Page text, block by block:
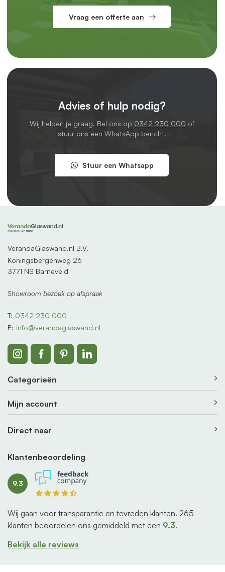
Vraag een offerte aan
Advies of hulp nodig?
Wij helpen je graag. Bel ons op 0342 230 000 of
stuur ons een WhatsApp bericht.
Stuur een Whatsapp
VerandaGlaswand.nl B.V.
Koningsbergenweg 26
3771 NS Barneveld
Showroom bezoek op afspraak
T: 0342 230 000
E: info@verandaglaswand.nl
Categorieën
Mijn account
Direct naar
Klantenbeoordeling
9.3
Wij gaan voor transparantie en tevreden klanten. 265
klanten beoordelen ons gemiddeld met een 9.3.
Bekijk alle reviews